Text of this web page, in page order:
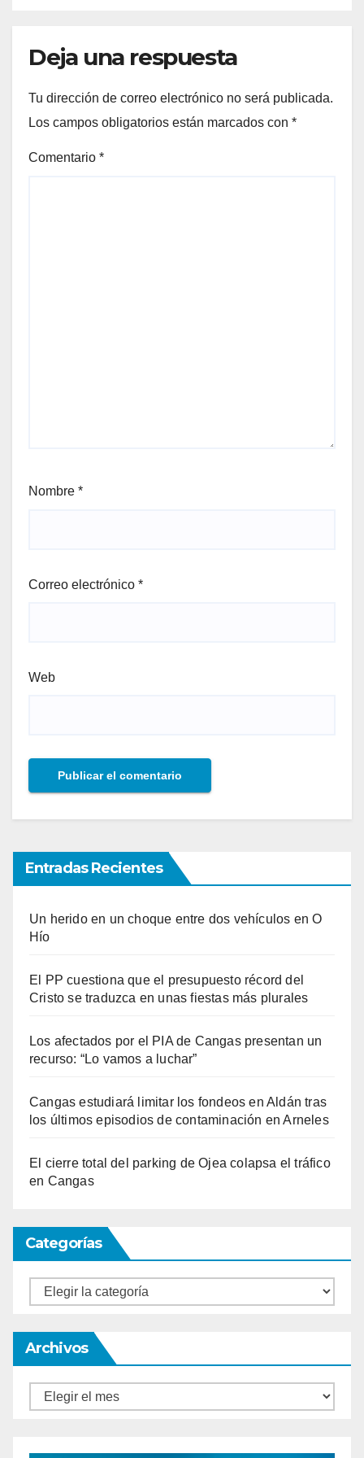
Deja una respuesta
Tu dirección de correo electrónico no será publicada.
Los campos obligatorios están marcados con *
Comentario *
Nombre *
Correo electrónico *
Web
Entradas Recientes
Un herido en un choque entre dos vehículos en O
Hío
El PP cuestiona que el presupuesto récord del
Cristo se traduzca en unas fiestas más plurales
Los afectados por el PIA de Cangas presentan un
recurso: “Lo vamos a luchar”
Cangas estudiará limitar los fondeos en Aldán tras
los últimos episodios de contaminación en Arneles
El cierre total del parking de Ojea colapsa el tráfico
en Cangas
Categorías
Categorías
Archivos
Archivos